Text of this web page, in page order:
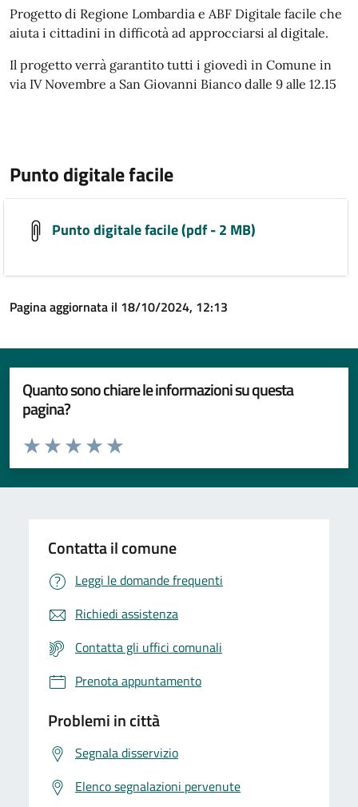
Progetto di Regione Lombardia e ABF Digitale facile che
aiuta i cittadini in difficotà ad approcciarsi al digitale.
Il progetto verrà garantito tutti i giovedì in Comune in
via IV Novembre a San Giovanni Bianco dalle 9 alle 12.15
Punto digitale facile
Punto digitale facile (pdf - 2 MB)
Pagina aggiornata il 18/10/2024, 12:13
Quanto sono chiare le informazioni su questa
pagina?
Valuta da 1 a 5 stelle la pagina
Valuta 5 stelle su 5
Valuta 4 stelle su 5
Valuta 3 stelle su 5
Valuta 2 stelle su 5
Valuta 1 stelle su 5
Contatta il comune
Leggi le domande frequenti
Richiedi assistenza
Contatta gli uffici comunali
Prenota appuntamento
Problemi in città
Segnala disservizio
Elenco segnalazioni pervenute